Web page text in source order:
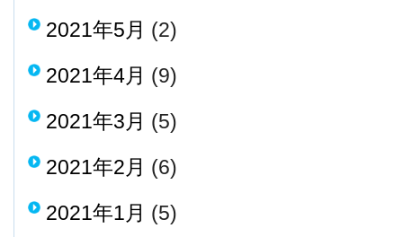
2021年5月 (2)
2021年4月 (9)
2021年3月 (5)
2021年2月 (6)
2021年1月 (5)